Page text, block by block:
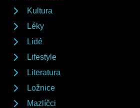
Kultura
Léky
Lidé
Lifestyle
Literatura
Ložnice
Mazlíčci